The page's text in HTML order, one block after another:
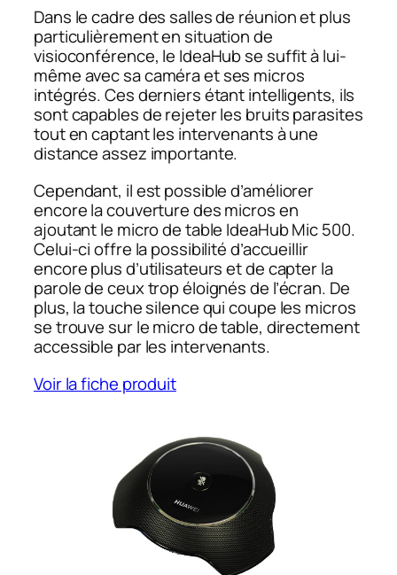
Dans le cadre des salles de réunion et plus
particulièrement en situation de
visioconférence, le IdeaHub se suffit à lui-
même avec sa caméra et ses micros
intégrés. Ces derniers étant intelligents, ils
sont capables de rejeter les bruits parasites
tout en captant les intervenants à une
distance assez importante.
Cependant, il est possible d’améliorer
encore la couverture des micros en
ajoutant le micro de table IdeaHub Mic 500.
Celui-ci offre la possibilité d’accueillir
encore plus d’utilisateurs et de capter la
parole de ceux trop éloignés de l’écran. De
plus, la touche silence qui coupe les micros
se trouve sur le micro de table, directement
accessible par les intervenants.
Voir la fiche produit